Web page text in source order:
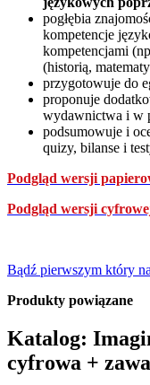
pogłębia
kompetencje
kompetencjami
(historią,
przygotowuje do
proponuje
wydawnictwa i w
podsumowuje i
quizy, bilanse i
Podgląd wersji
Podgląd wersji
Bądź pierwszym który
Produkty powiązane
Katalog:
cyfrowa +